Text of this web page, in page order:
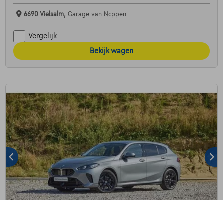
6690 Vielsalm, Garage van Noppen
Vergelijk
Bekijk wagen